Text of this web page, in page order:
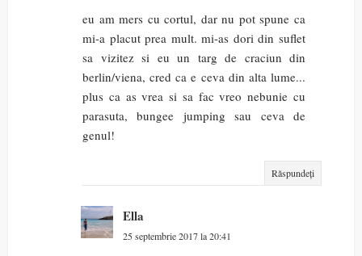
eu am mers cu cortul, dar nu pot spune ca
mi-a placut prea mult. mi-as dori din suflet
sa vizitez si eu un targ de craciun din
berlin/viena, cred ca e ceva din alta lume...
plus ca as vrea si sa fac vreo nebunie cu
parasuta, bungee jumping sau ceva de
genul!
Răspundeți
Ella
25 septembrie 2017 la 20:41